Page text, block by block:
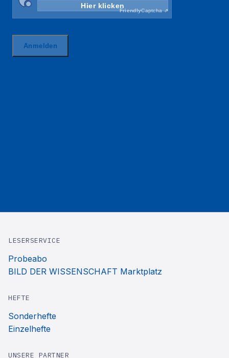
LESERSERVICE
Probeabo
BILD DER WISSENSCHAFT Marktplatz
HEFTE
Sonderhefte
Einzelhefte
UNSERE PARTNER